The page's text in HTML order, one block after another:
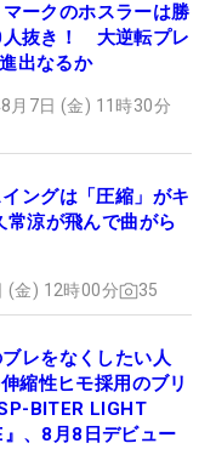
マークのホスラーは勝
抜き！ 大逆転プレ
出なるか
月7日 (金) 11時30分
ングは「圧縮」がキ
常涼が飛んで曲がら
(金) 12時00分 35
レをなくしたい人
縮性ヒモ採用のブリ
BITER LIGHT
、8月8日デビュー